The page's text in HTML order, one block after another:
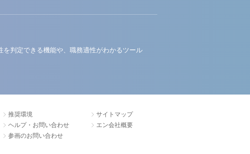
判定できる機能や、職務適性がわかるツール
推奨環境
ヘルプ・お問い合わせ
参画のお問い合わせ
サイトマップ
エン会社概要